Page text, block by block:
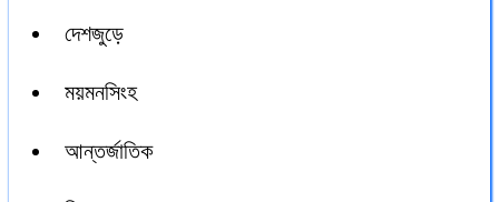
দেশজুড়ে
ময়মনসিংহ
আন্তর্জাতিক